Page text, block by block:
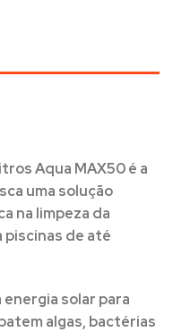
Aqua MAX50é a
uma solução
na limpeza da
piscinas de até
energia solar para
algas, bactérias